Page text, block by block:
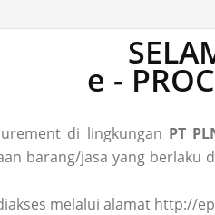
e -
di lingkungan PT
barang/jasa yang berlaku
melalui alamat http://